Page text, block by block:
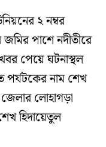
২ নম্বর
জমির পাশে নদীতীরে
পেয়ে ঘটনাস্থল
পর্যটকের নাম শেখ
লোহাগড়া
হিদায়েতুল